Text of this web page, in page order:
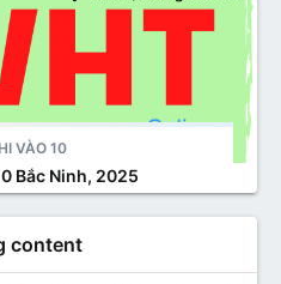
VÀO 10
Bắc Ninh, 2025
content